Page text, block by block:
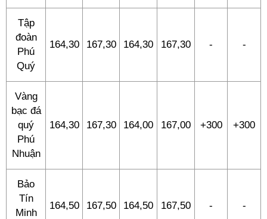
Tập
đoàn
Phú
Quý
164,30 167,30 164,30 167,30 - -
Vàng
bạc đá
quý
Phú
Nhuận
164,30 167,30 164,00 167,00 +300 +300
Bảo
Tín
Minh
164,50 167,50 164,50 167,50 - -